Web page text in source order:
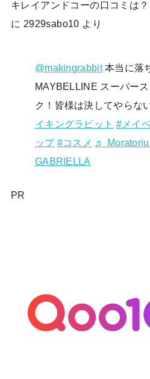
キレイアンドコーの口コミは
に 2929sabo10 より
@makingrabbit本当に落
MAYBELLINE スーパー
ク！皆様は決してやらな
イキングラビット #メイ
ップ #コスメ ♬
GABRIELLA
PR